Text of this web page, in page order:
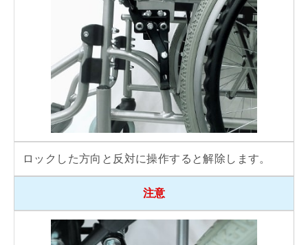
ロックした方向と反対に操作すると解除します。
注意